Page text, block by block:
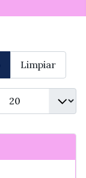
Limpiar